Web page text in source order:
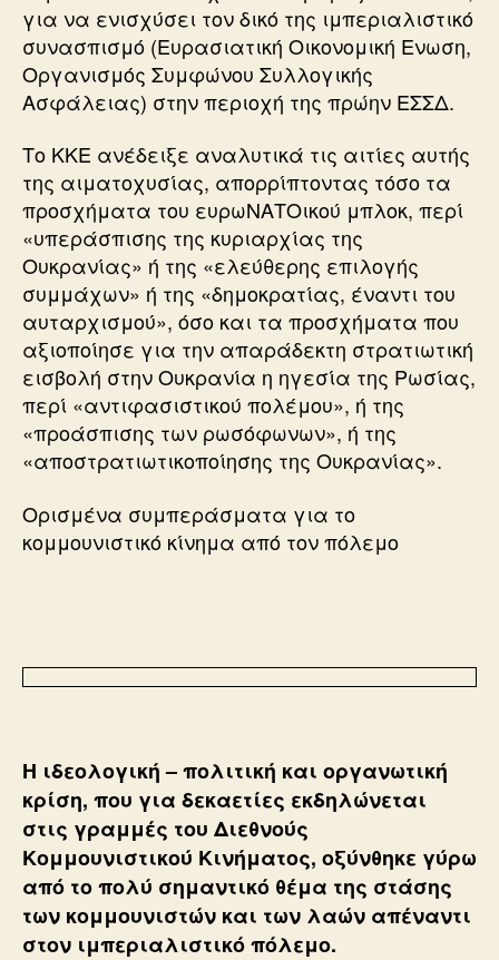
για να ενισχύσει τον δικό της ιμπεριαλιστικό
συνασπισμό (Ευρασιατική Οικονομική Ενωση,
Οργανισμός Συμφώνου Συλλογικής
Ασφάλειας) στην περιοχή της πρώην ΕΣΣΔ.
Το ΚΚΕ ανέδειξε αναλυτικά τις αιτίες αυτής
της αιματοχυσίας, απορρίπτοντας τόσο τα
προσχήματα του ευρωΝΑΤΟικού μπλοκ, περί
«υπεράσπισης της κυριαρχίας της
Ουκρανίας» ή της «ελεύθερης επιλογής
συμμάχων» ή της «δημοκρατίας, έναντι του
αυταρχισμού», όσο και τα προσχήματα που
αξιοποίησε για την απαράδεκτη στρατιωτική
εισβολή στην Ουκρανία η ηγεσία της Ρωσίας,
περί «αντιφασιστικού πολέμου», ή της
«προάσπισης των ρωσόφωνων», ή της
«αποστρατιωτικοποίησης της Ουκρανίας».
Ορισμένα συμπεράσματα για το
κομμουνιστικό κίνημα από τον πόλεμο
Η ιδεολογική – πολιτική και οργανωτική
κρίση, που για δεκαετίες εκδηλώνεται
στις γραμμές του Διεθνούς
Κομμουνιστικού Κινήματος, οξύνθηκε γύρω
από το πολύ σημαντικό θέμα της στάσης
των κομμουνιστών και των λαών απέναντι
στον ιμπεριαλιστικό πόλεμο.